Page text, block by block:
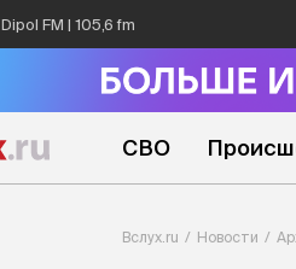
Dipol FM | 105,6 fm
СВО
Вслух.ru Новости